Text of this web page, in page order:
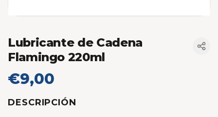
Lubricante de Cadena
Flamingo 220ml
€9,00
DESCRIPCIÓN